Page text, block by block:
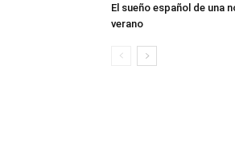
El sueño español de una
verano